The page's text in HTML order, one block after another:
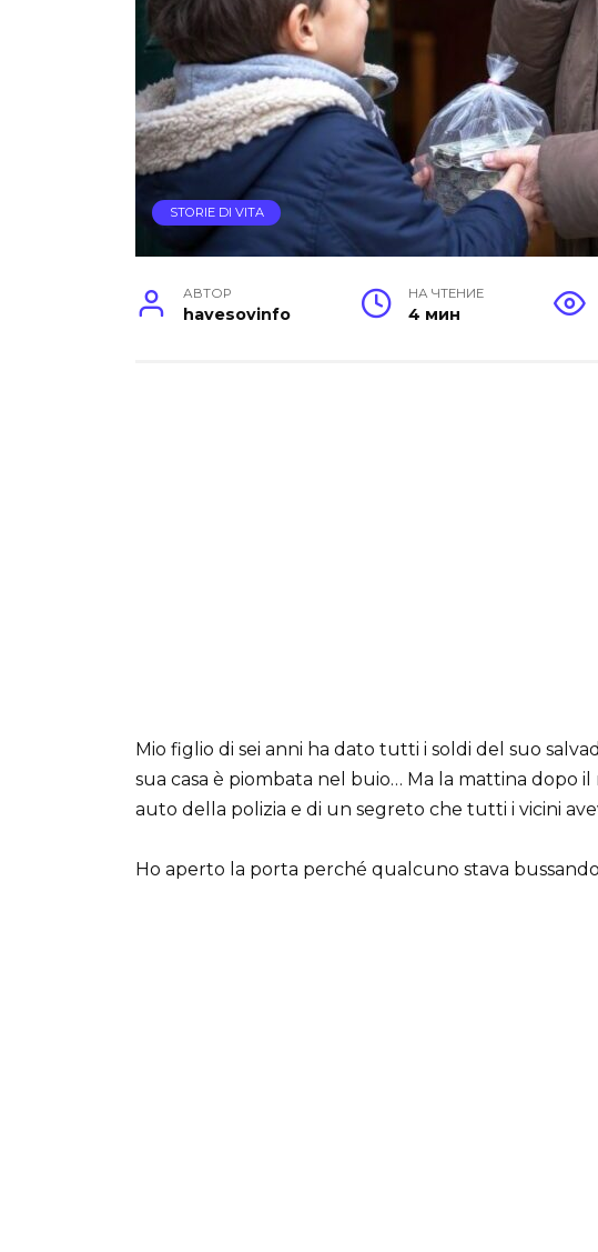
STORIE DI VITA
АВТОР
havesovinfo
НА ЧТЕНИЕ
4 мин
Mio figlio di sei anni ha dato tutti i soldi del suo
sua casa è piombata nel buio… Ma la mattina dopo
auto della polizia e di un segreto che tutti i vicini
Ho aperto la porta perché qualcuno stava